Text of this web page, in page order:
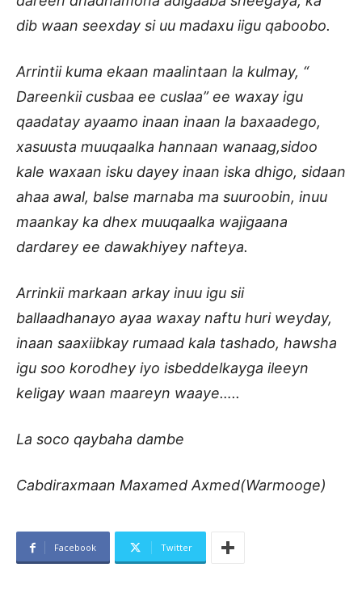
dib waan seexday si uu madaxu iigu qaboobo.
Arrintii kuma ekaan maalintaan la kulmay, “
Dareenkii cusbaa ee cuslaa” ee waxay igu
qaadatay ayaamo inaan inaan la baxaadego,
xasuusta muuqaalka hannaan wanaag,sidoo
kale waxaan isku dayey inaan iska dhigo, sidaan
ahaa awal, balse marnaba ma suuroobin, inuu
maankay ka dhex muuqaalka wajigaana
dardarey ee dawakhiyey nafteya.
Arrinkii markaan arkay inuu igu sii
ballaadhanayo ayaa waxay naftu huri weyday,
inaan saaxiibkay rumaad kala tashado, hawsha
igu soo korodhey iyo isbeddelkayga ileeyn
keligay waan maareyn waaye…..
La soco qaybaha dambe
Cabdiraxmaan Maxamed Axmed(Warmooge)
Facebook Twitter